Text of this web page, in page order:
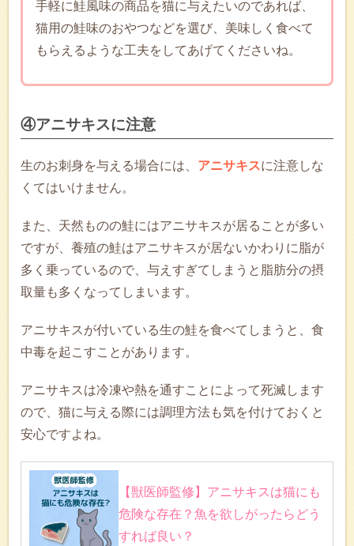
手軽に鮭風味の商品を猫に与えたいのであれば、
猫用の鮭味のおやつなどを選び、美味しく食べて
もらえるような工夫をしてあげてくださいね。
④アニサキスに注意
生のお刺身を与える場合には、 アニサキスに注意しな
くてはいけません。
また、天然ものの鮭にはアニサキスが居ることが多い
ですが、養殖の鮭はアニサキスが居ないかわりに脂が
多く乗っているので、与えすぎてしまうと脂肪分の摂
取量も多くなってしまいます。
アニサキスが付いている生の鮭を食べてしまうと、食
中毒を起こすことがあります。
アニサキスは冷凍や熱を通すことによって死滅します
ので、猫に与える際には調理方法も気を付けておくと
安心ですよね。
【獣医師監修】アニサキスは猫にも
危険な存在？魚を欲しがったらどう
すれば良い？